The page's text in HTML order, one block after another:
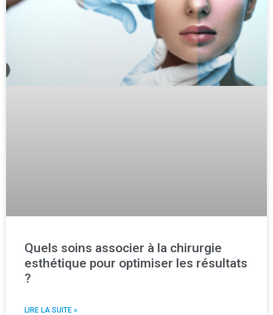
Quels soins associer à la chirurgie
esthétique pour optimiser les résultats
?
LIRE LA SUITE »